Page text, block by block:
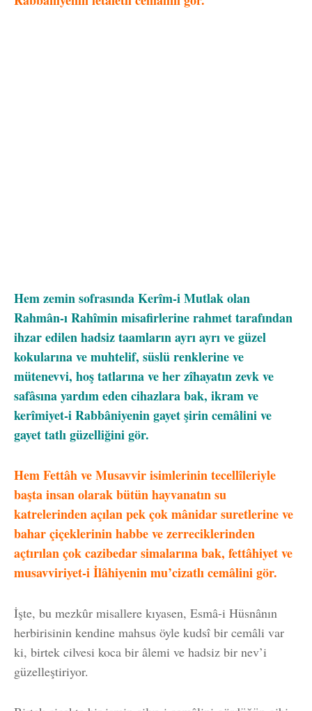
Hem zemin sofrasında Kerîm-i Mutlak olan
Rahmân-ı Rahîmin misafirlerine rahmet tarafından
ihzar edilen hadsiz taamların ayrı ayrı ve güzel
kokularına ve muhtelif, süslü renklerine ve
mütenevvi, hoş tatlarına ve her zîhayatın zevk ve
safâsına yardım eden cihazlara bak, ikram ve
kerîmiyet-i Rabbâniyenin gayet şirin cemâlini ve
gayet tatlı güzelliğini gör.
Hem Fettâh ve Musavvir isimlerinin tecellîleriyle
başta insan olarak bütün hayvanatın su
katrelerinden açılan pek çok mânidar suretlerine ve
bahar çiçeklerinin habbe ve zerreciklerinden
açtırılan çok cazibedar simalarına bak, fettâhiyet ve
musavviriyet-i İlâhiyenin mu’cizatlı cemâlini gör.
İşte, bu mezkûr misallere kıyasen, Esmâ-i Hüsnânın
herbirisinin kendine mahsus öyle kudsî bir cemâli var
ki, birtek cilvesi koca bir âlemi ve hadsiz bir nev’i
güzelleştiriyor.